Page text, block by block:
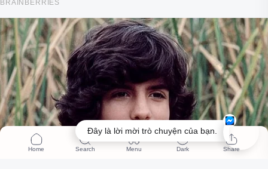
Đây là lời mời trò chuyện của bạn.